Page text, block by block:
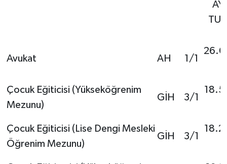
Avukat AH 1/1
Çocuk Eğiticisi (Yükseköğrenim
Mezunu)
GİH 3/1
Çocuk Eğiticisi (Lise Dengi Mesleki
Öğrenim Mezunu)
GİH 3/1